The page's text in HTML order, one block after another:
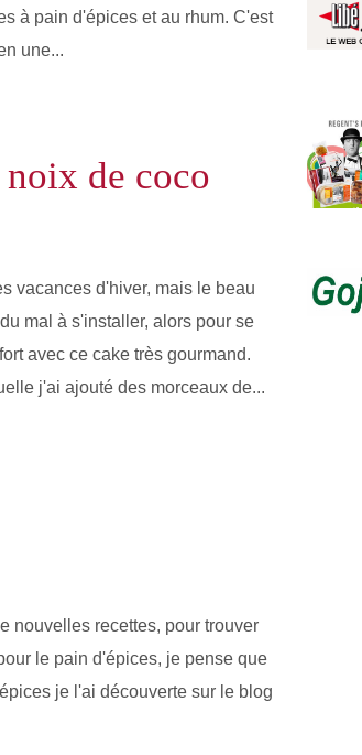
à pain d'épices et au rhum. C'est
une...
de coco
vacances d'hiver, mais le beau
mal à s'installer, alors pour se
avec ce cake très gourmand.
j'ai ajouté des morceaux de...
nouvelles recettes, pour trouver
le pain d'épices, je pense que
je l'ai découverte sur le blog